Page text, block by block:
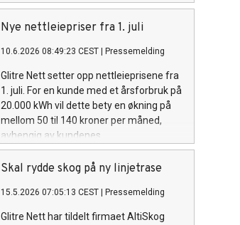
kommune. Arbeidet er nå ferdigstilt, og
det nye anlegget blir nå spenningsatt i
Nye nettleiepriser fra 1. juli
10.6.2026 08:49:23 CEST Pressemelding
Glitre Nett setter opp nettleieprisene fra
1. juli. For en kunde med et årsforbruk på
20.000 kWh vil dette bety en økning på
mellom 50 til 140 kroner per måned,
avhengig av kundenes
avregningsområde og forbruk.
Skal rydde skog på ny linjetrase
15.5.2026 07:05:13 CEST Pressemelding
Glitre Nett har tildelt firmaet AltiSkog